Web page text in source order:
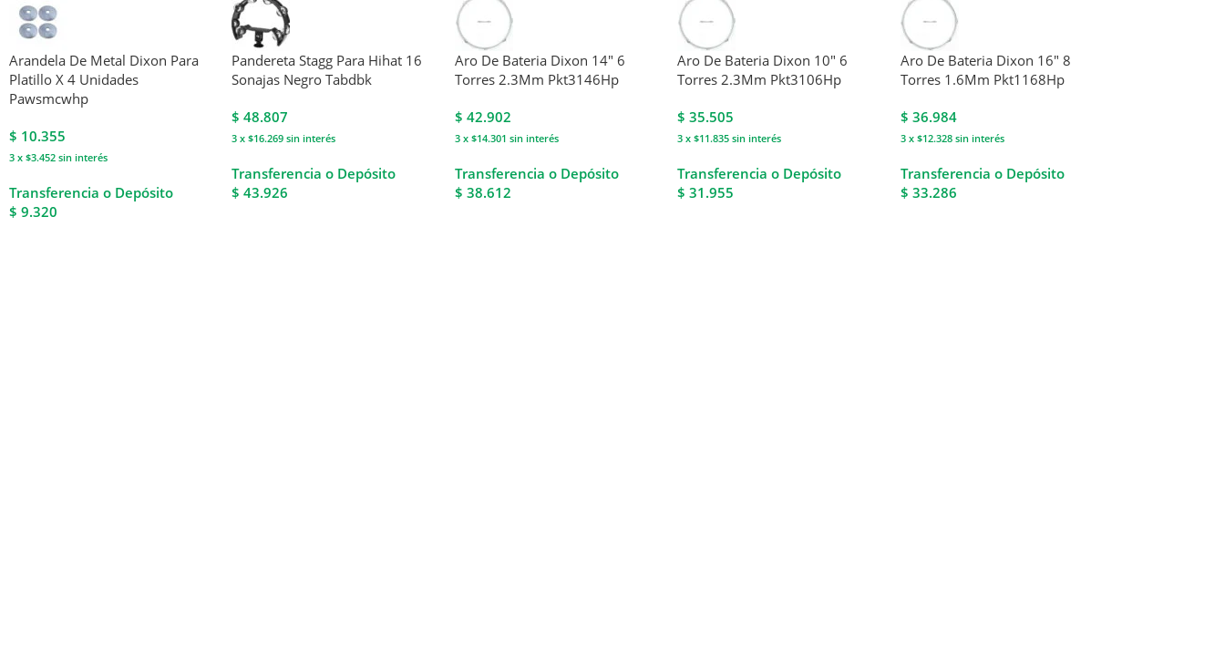
Arandela De Metal Dixon Para
Platillo X 4 Unidades
Pawsmcwhp
$ 10.355
3 x $3.452 sin interés
Transferencia o Depósito
$ 9.320
Pandereta Stagg Para Hihat 16
Sonajas Negro Tabdbk
$ 48.807
3 x $16.269 sin interés
Transferencia o Depósito
$ 43.926
Aro De Bateria Dixon 14″ 6
Torres 2.3Mm Pkt3146Hp
$ 42.902
3 x $14.301 sin interés
Transferencia o Depósito
$ 38.612
Aro De Bateria Dixon 10″ 6
Torres 2.3Mm Pkt3106Hp
$ 35.505
3 x $11.835 sin interés
Transferencia o Depósito
$ 31.955
Aro De Bateria Dixon 16″ 8
Torres 1.6Mm Pkt1168Hp
$ 36.984
3 x $12.328sin interés
Transferencia o Depósito
$ 33.286